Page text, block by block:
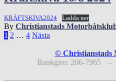
KRÄFTSKIVA2024 Ladda ner
By Christianstads
Sidnumrering
1 2 … 4 Nästa
© Christianstads
Bankgiro: 206-7965 -